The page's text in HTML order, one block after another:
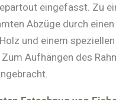
eingefasst. Zu
Abzüge durch
und einem
Aufhängen des